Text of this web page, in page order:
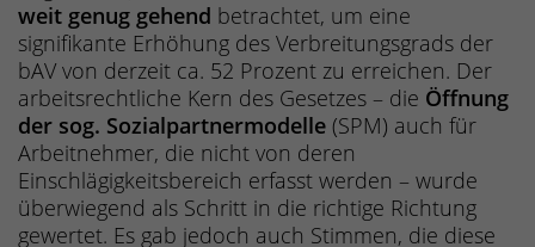
weit genug gehend betrachtet, um eine
signifikante Erhöhung des Verbreitungsgrads der
bAV von derzeit ca. 52 Prozent zu erreichen. Der
arbeitsrechtliche Kern des Gesetzes – die Öffnung
der sog. Sozialpartnermodelle (SPM) auch für
Arbeitnehmer, die nicht von deren
Einschlägigkeitsbereich erfasst werden – wurde
überwiegend als Schritt in die richtige Richtung
gewertet. Es gab jedoch auch Stimmen, die diese